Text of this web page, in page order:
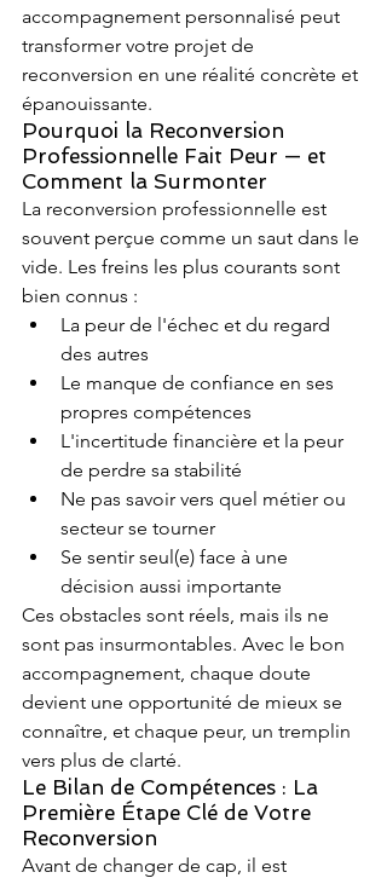
accompagnement personnalisé peut
transformer votre projet de
reconversion en une réalité concrète et
épanouissante.
Pourquoi la Reconversion
Professionnelle Fait Peur — et
Comment la Surmonter
La reconversion professionnelle est
souvent perçue comme un saut dans le
vide. Les freins les plus courants sont
bien connus :
La peur de l'échec et du regard
des autres
Le manque de confiance en ses
propres compétences
L'incertitude financière et la peur
de perdre sa stabilité
Ne pas savoir vers quel métier ou
secteur se tourner
Se sentir seul(e) face à une
décision aussi importante
Ces obstacles sont réels, mais ils ne
sont pas insurmontables. Avec le bon
accompagnement, chaque doute
devient une opportunité de mieux se
connaître, et chaque peur, un tremplin
vers plus de clarté.
Le Bilan de Compétences : La
Première Étape Clé de Votre
Reconversion
Avant de changer de cap, il est